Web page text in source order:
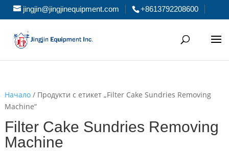
jingjin@jingjinequipment.com +8613792208600
Начало/ Продукти с етикет „Filter Cake Sundries Removing
Machine“
Filter Cake Sundries Removing
Machine